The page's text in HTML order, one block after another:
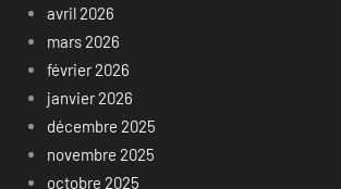
avril 2026
mars 2026
février 2026
janvier 2026
décembre 2025
novembre 2025
octobre 2025